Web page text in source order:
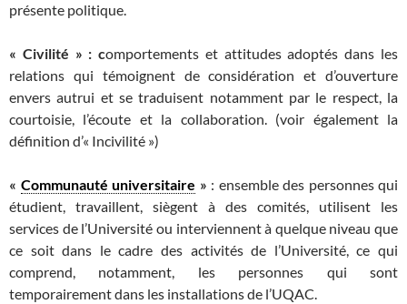
présente politique.
« Civilité » : comportements et attitudes adoptés dans les
relations qui témoignent de considération et d’ouverture
envers autrui et se traduisent notamment par le respect, la
courtoisie, l’écoute et la collaboration. (voir également la
définition d’« Incivilité »)
« Communauté universitaire » : ensemble des personnes qui
étudient, travaillent, siègent à des comités, utilisent les
services de l’Université ou interviennent à quelque niveau que
ce soit dans le cadre des activités de l’Université, ce qui
comprend, notamment, les personnes qui sont
temporairement dans les installations de l’UQAC.